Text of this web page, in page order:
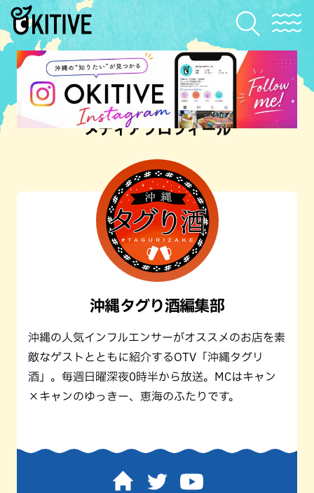
メディアプロフィール
沖縄タグり酒編集部
沖縄の人気インフルエンサーがオススメのお店を素
敵なゲストとともに紹介するOTV「沖縄タグリ
酒」。毎週日曜深夜0時半から放送。MCはキャン
×キャンのゆっきー、恵海のふたりです。